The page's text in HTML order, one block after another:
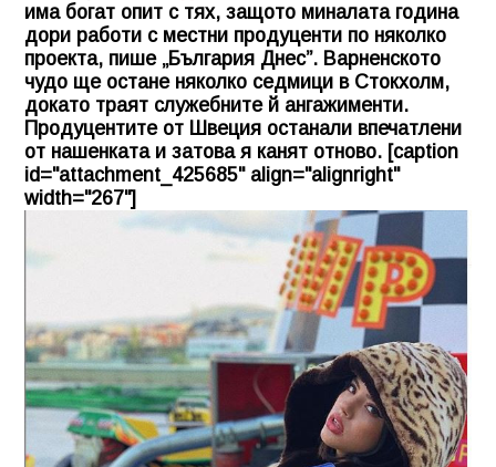
има богат опит с тях, защото миналата година
дори работи с местни продуценти по няколко
проекта, пише „България Днес”. Варненското
чудо ще остане няколко седмици в Стокхолм,
докато траят служебните й ангажименти.
Продуцентите от Швеция останали впечатлени
от нашенката и затова я канят отново. [caption
id="attachment_425685" align="alignright"
width="267"]